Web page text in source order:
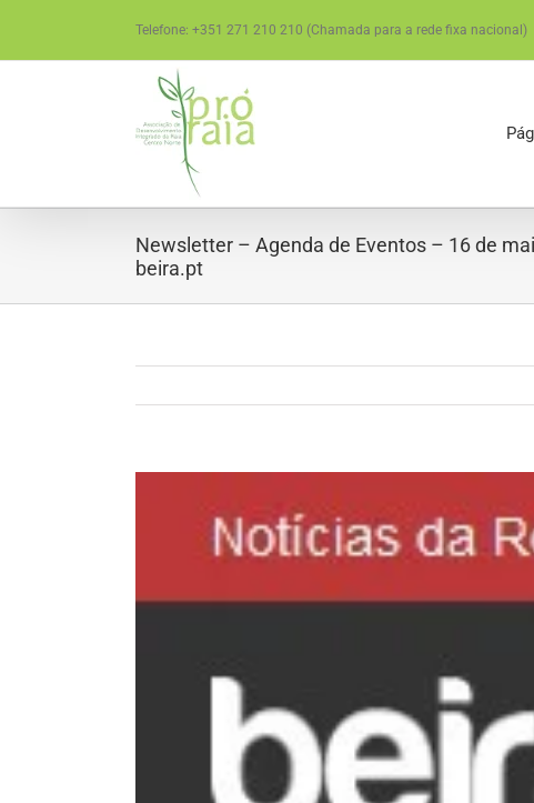
content
Telefone: +351 271 210 210 (Chamada para a rede fixa nacional)
Newsletter – Agenda de Eventos – 16 de
beira.pt